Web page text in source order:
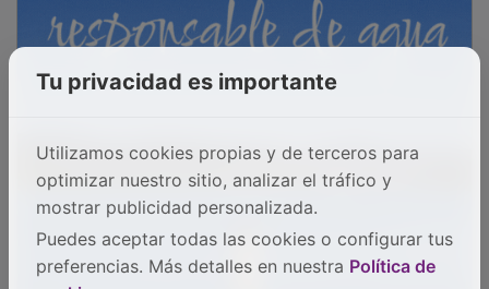
Tu privacidad es importante
Utilizamos cookies propias y de terceros para
optimizar nuestro sitio, analizar el tráfico y
mostrar publicidad personalizada.
Puedes aceptar todas las cookies o configurar tus
preferencias. Más detalles en nuestra Política de